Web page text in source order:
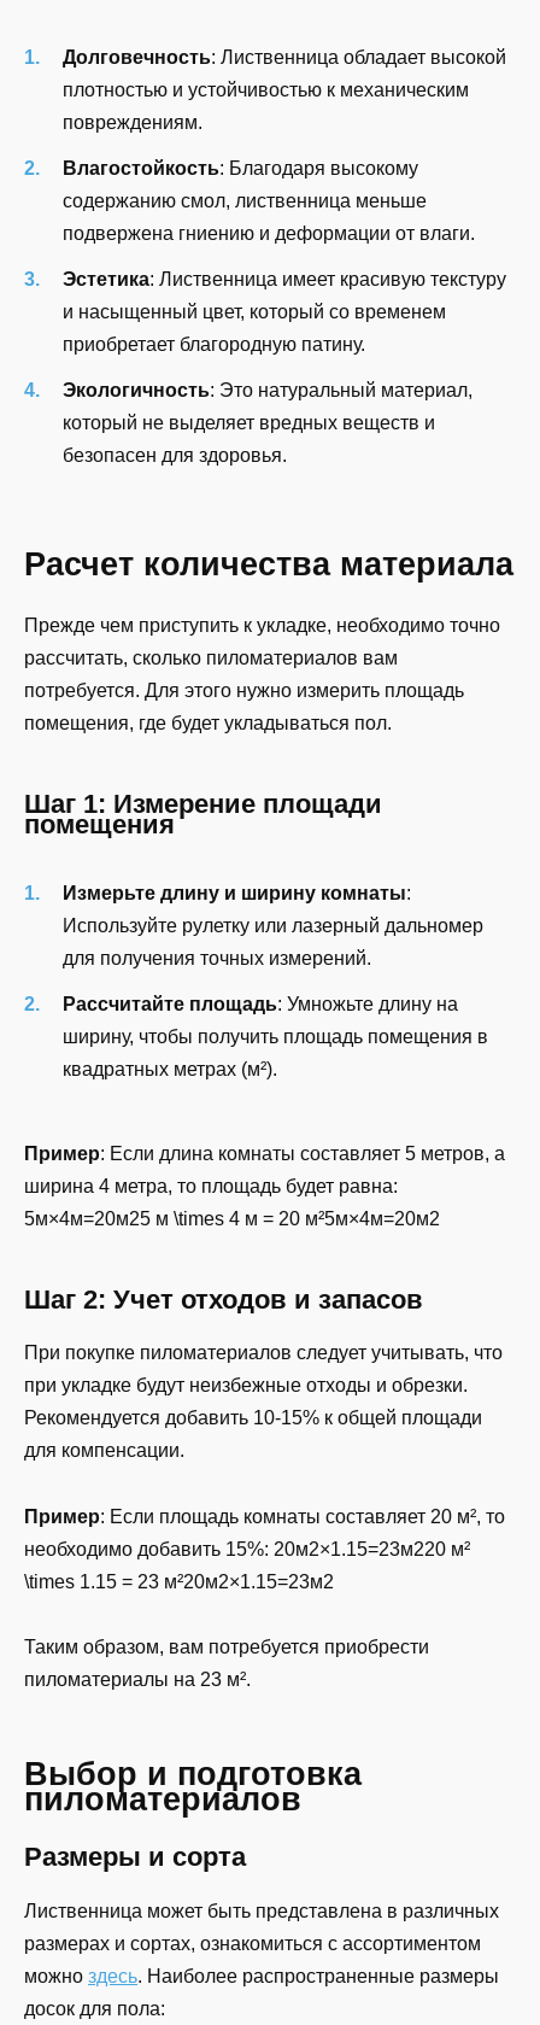
Долговечность: Лиственница обладает высокой
плотностью и устойчивостью к механическим
повреждениям.
Влагостойкость: Благодаря высокому
содержанию смол, лиственница меньше
подвержена гниению и деформации от влаги.
Эстетика: Лиственница имеет красивую текстуру
и насыщенный цвет, который со временем
приобретает благородную патину.
Экологичность: Это натуральный материал,
который не выделяет вредных веществ и
безопасен для здоровья.
Расчет количества материала
Прежде чем приступить к укладке, необходимо точно
рассчитать, сколько пиломатериалов вам
потребуется. Для этого нужно измерить площадь
помещения, где будет укладываться пол.
Шаг 1: Измерение площади
помещения
Измерьте длину и ширину комнаты:
Используйте рулетку или лазерный дальномер
для получения точных измерений.
Рассчитайте площадь: Умножьте длину на
ширину, чтобы получить площадь помещения в
квадратных метрах (м²).
Пример: Если длина комнаты составляет 5 метров, а
ширина 4 метра, то площадь будет равна:
5м×4м=20м25 м \times 4 м = 20 м²5м×4м=20м2
Шаг 2: Учет отходов и запасов
При покупке пиломатериалов следует учитывать, что
при укладке будут неизбежные отходы и обрезки.
Рекомендуется добавить 10-15% к общей площади
для компенсации.
Пример: Если площадь комнаты составляет 20 м², то
необходимо добавить 15%: 20м2×1.15=23м220 м²
\times 1.15 = 23 м²20м2×1.15=23м2
Таким образом, вам потребуется приобрести
пиломатериалы на 23 м².
Выбор и подготовка
пиломатериалов
Размеры и сорта
Лиственница может быть представлена в различных
размерах и сортах, ознакомиться с ассортиментом
можно здесь. Наиболее распространенные размеры
досок для пола: